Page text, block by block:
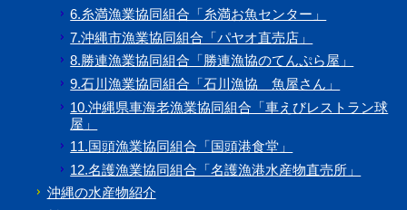
6.糸満漁業協同組合「糸満お魚センター」
7.沖縄市漁業協同組合「パヤオ直売店」
8.勝連漁業協同組合「勝連漁協のてんぷら屋」
9.石川漁業協同組合「石川漁協 魚屋さん」
10.沖縄県車海老漁業協同組合「車えびレストラン球
屋」
11.国頭漁業協同組合「国頭港食堂」
12.名護漁業協同組合「名護漁港水産物直売所」
沖縄の水産物紹介